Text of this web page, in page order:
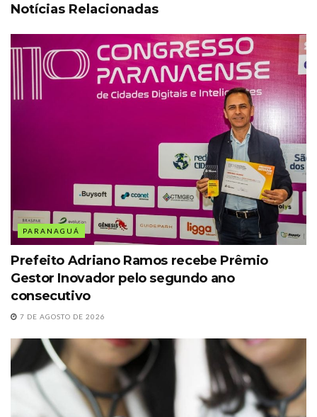
Notícias Relacionadas
PARANAGUÁ
Prefeito Adriano Ramos recebe Prêmio
Gestor Inovador pelo segundo ano
consecutivo
7 DE AGOSTO DE 2026